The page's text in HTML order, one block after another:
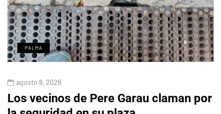
PALMA
agosto 8, 2026
Los vecinos de Pere Garau claman por